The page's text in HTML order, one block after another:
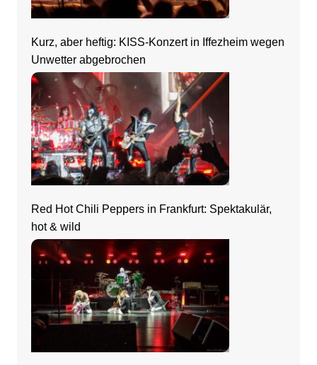
Kurz, aber heftig: KISS-Konzert in Iffezheim wegen
Unwetter abgebrochen
Red Hot Chili Peppers in Frankfurt: Spektakulär,
hot & wild